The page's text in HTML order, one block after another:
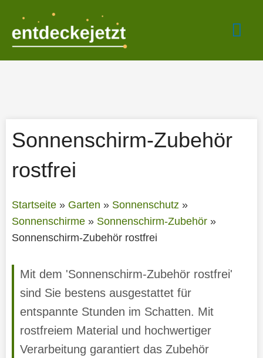
springen
Sonnenschirm-Zubehör
rostfrei
Startseite» Garten » Sonnenschutz»
Sonnenschirme» Sonnenschirm-Zubehör»
Sonnenschirm-Zubehör rostfrei
Mit dem 'Sonnenschirm-Zubehör rostfrei'
sind Sie bestens ausgestattet für
entspannte Stunden im Schatten. Mit
rostfreiem Material und hochwertiger
Verarbeitung garantiert das Zubehör